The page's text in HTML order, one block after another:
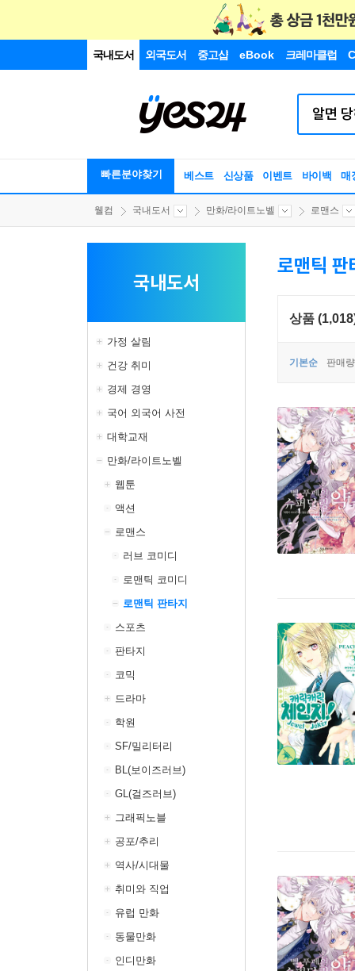
국내도서 외국도서 중고샵 eBook 크레마클럽
빠른분야찾기 베스트 신상품 이벤트 바이백 매
웰컴 국내도서 만화/라이트노벨 로맨스
국내도서
가정 살림
건강 취미
경제 경영
국어 외국어 사전
대학교재
만화/라이트노벨
웹툰
액션
로맨스
러브 코미디
로맨틱 코미디
로맨틱 판타지
스포츠
판타지
코믹
드라마
학원
SF/밀리터리
BL(보이즈러브)
GL(걸즈러브)
그래픽노블
공포/추리
역사/시대물
취미와 직업
유럽 만화
동물만화
인디만화
로맨틱 판
상품
기본순 판매